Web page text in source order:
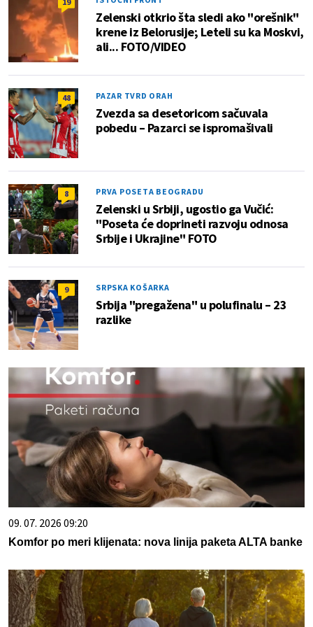
Zelenski otkrio šta sledi ako "orešnik"
krene iz Belorusije; Leteli su ka Moskvi,
ali... FOTO/VIDEO
48 PAZAR TVRD ORAH
Zvezda sa desetoricom sačuvala
pobedu – Pazarci se ispromašivali
8 PRVA POSETA BEOGRADU
Zelenski u Srbiji, ugostio ga Vučić:
"Poseta će doprineti razvoju odnosa
Srbije i Ukrajine" FOTO
9 SRPSKA KOŠARKA
Srbija "pregažena" u polufinalu – 23
razlike
09. 07. 2026 09:20
Komfor po meri klijenata: nova linija paketa ALTA banke